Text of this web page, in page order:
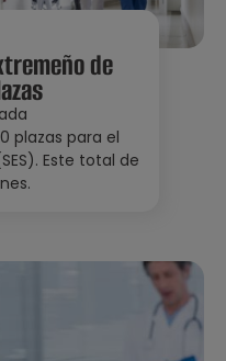
de
plazas para el
Este total de